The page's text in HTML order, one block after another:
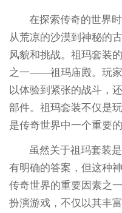
在探索传奇的世界
从荒凉的沙漠到神秘的
风貌和挑战。祖玛套装
之一——祖玛庙殿。玩
以体验到紧张的战斗，
部件。祖玛套装不仅是
是传奇世界中一个重要的
虽然关于祖玛套装
有明确的答案，但这种
传奇世界的重要因素之
扮演游戏，不仅以其丰